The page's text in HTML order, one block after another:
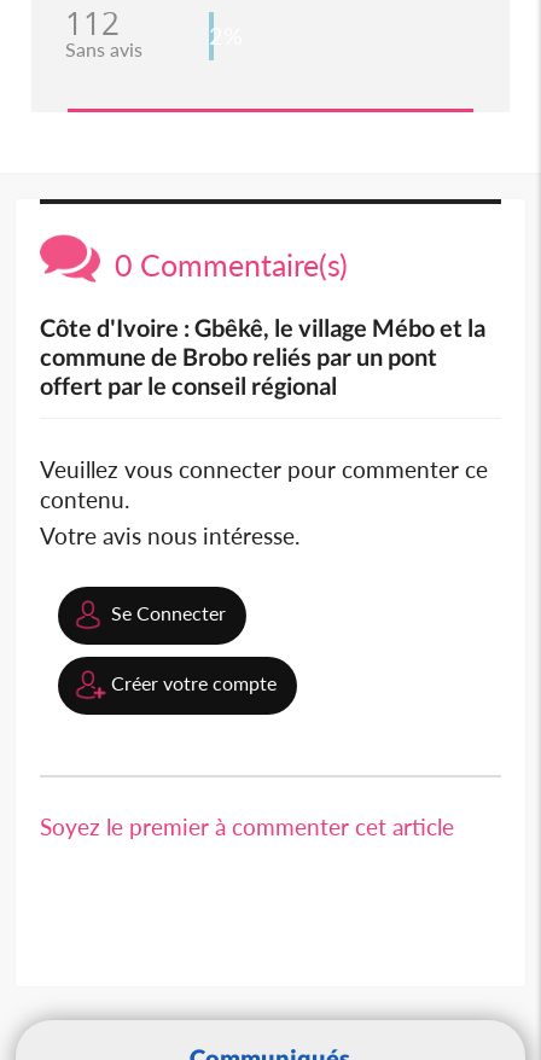
112
Sans avis 2%
0 Commentaire(s)
Côte d'Ivoire : Gbêkê, le village Mébo et la
commune de Brobo reliés par un pont
offert par le conseil régional
Veuillez vous connecter pour commenter ce
contenu.
Votre avis nous intéresse.
Se Connecter
Créer votre compte
Soyez le premier à commenter cet article